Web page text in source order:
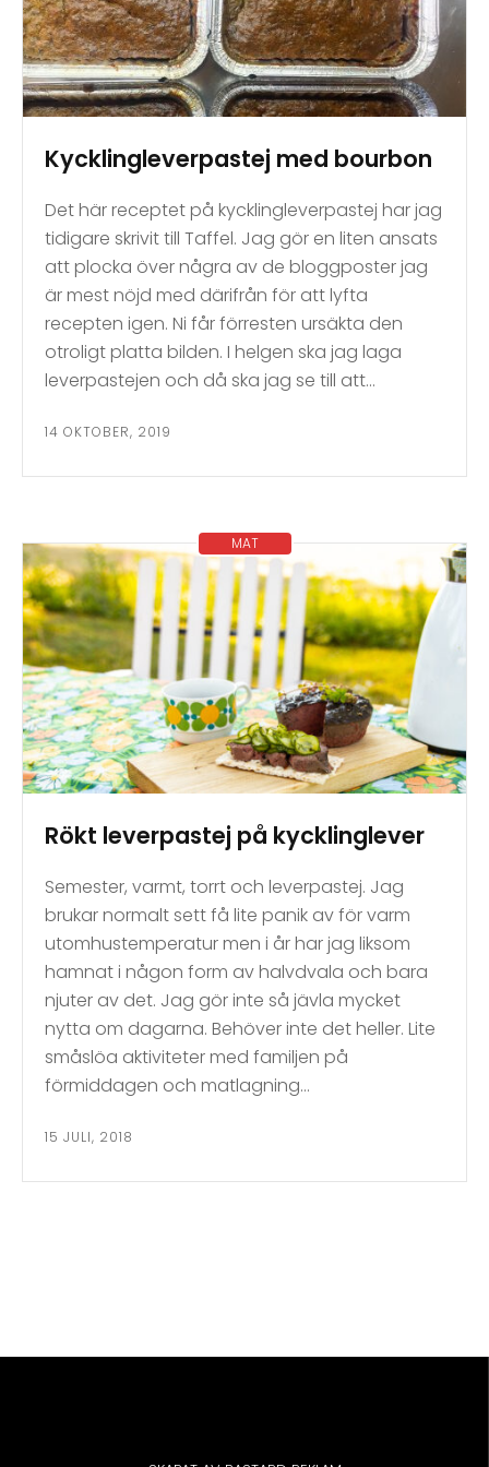
Kycklingleverpastej med bourbon
Det här receptet på kycklingleverpastej har jag
tidigare skrivit till Taffel. Jag gör en liten ansats
att plocka över några av de bloggposter jag
är mest nöjd med därifrån för att lyfta
recepten igen. Ni får förresten ursäkta den
otroligt platta bilden. I helgen ska jag laga
leverpastejen och då ska jag se till att…
14 OKTOBER, 2019
MAT
Rökt leverpastej på kycklinglever
Semester, varmt, torrt och leverpastej. Jag
brukar normalt sett få lite panik av för varm
utomhustemperatur men i år har jag liksom
hamnat i någon form av halvdvala och bara
njuter av det. Jag gör inte så jävla mycket
nytta om dagarna. Behöver inte det heller. Lite
småslöa aktiviteter med familjen på
förmiddagen och matlagning…
15 JULI, 2018